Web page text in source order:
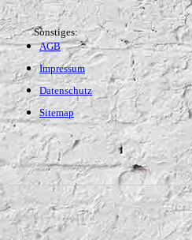
Sonstiges:
AGB
Impressum
Datenschutz
Sitemap